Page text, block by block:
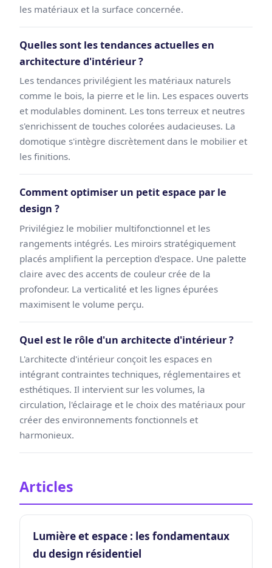
les matériaux et la surface concernée.
Quelles sont les tendances actuelles en
architecture d'intérieur ?
Les tendances privilégient les matériaux naturels
comme le bois, la pierre et le lin. Les espaces ouverts
et modulables dominent. Les tons terreux et neutres
s'enrichissent de touches colorées audacieuses. La
domotique s'intègre discrètement dans le mobilier et
les finitions.
Comment optimiser un petit espace par le
design ?
Privilégiez le mobilier multifonctionnel et les
rangements intégrés. Les miroirs stratégiquement
placés amplifient la perception d'espace. Une palette
claire avec des accents de couleur crée de la
profondeur. La verticalité et les lignes épurées
maximisent le volume perçu.
Quel est le rôle d'un architecte d'intérieur ?
L'architecte d'intérieur conçoit les espaces en
intégrant contraintes techniques, réglementaires et
esthétiques. Il intervient sur les volumes, la
circulation, l'éclairage et le choix des matériaux pour
créer des environnements fonctionnels et
harmonieux.
Articles
Lumière et espace : les fondamentaux
du design résidentiel